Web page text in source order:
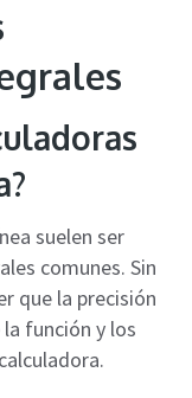
suelen ser
comunes. Sin
que la precisión
función y los